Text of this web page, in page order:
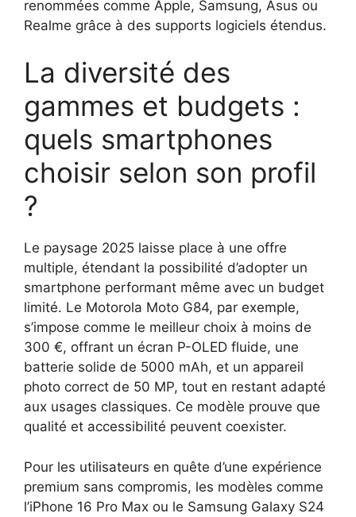
renommées comme Apple, Samsung, Asus ou
Realme grâce à des supports logiciels étendus.
La diversité des
gammes et budgets :
quels smartphones
choisir selon son profil
?
Le paysage 2025 laisse place à une offre
multiple, étendant la possibilité d’adopter un
smartphone performant même avec un budget
limité. Le Motorola Moto G84, par exemple,
s’impose comme le meilleur choix à moins de
300 €, offrant un écran P-OLED fluide, une
batterie solide de 5000 mAh, et un appareil
photo correct de 50 MP, tout en restant adapté
aux usages classiques. Ce modèle prouve que
qualité et accessibilité peuvent coexister.
Pour les utilisateurs en quête d’une expérience
premium sans compromis, les modèles comme
l’iPhone 16 Pro Max ou le Samsung Galaxy S24